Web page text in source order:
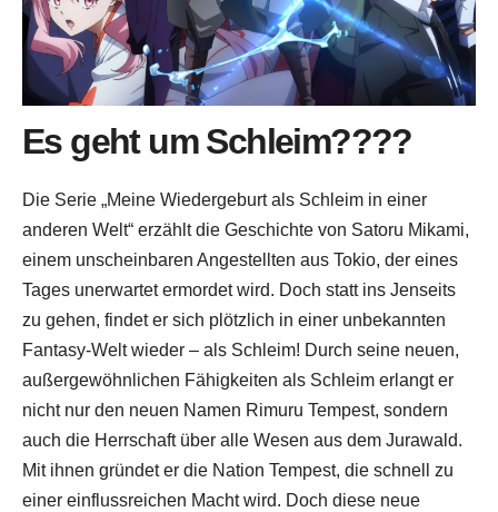
Es geht um Schleim????
Die Serie „Meine Wiedergeburt als Schleim in einer
anderen Welt“ erzählt die Geschichte von Satoru Mikami,
einem unscheinbaren Angestellten aus Tokio, der eines
Tages unerwartet ermordet wird. Doch statt ins Jenseits
zu gehen, findet er sich plötzlich in einer unbekannten
Fantasy-Welt wieder – als Schleim! Durch seine neuen,
außergewöhnlichen Fähigkeiten als Schleim erlangt er
nicht nur den neuen Namen Rimuru Tempest, sondern
auch die Herrschaft über alle Wesen aus dem Jurawald.
Mit ihnen gründet er die Nation Tempest, die schnell zu
einer einflussreichen Macht wird. Doch diese neue